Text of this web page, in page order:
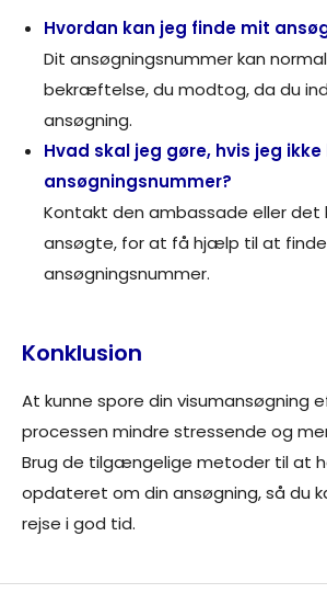
Hvordan kan jeg finde mit
Dit ansøgningsnummer kan
bekræftelse, du modtog, da du
ansøgning.
Hvad skal jeg gøre, hvis jeg
ansøgningsnummer?
Kontakt den ambassade eller det
ansøgte, for at få hjælp til at
ansøgningsnummer.
Konklusion
At kunne spore din visumansøgning
processen mindre stressende og
Brug de tilgængelige metoder til at
opdateret om din ansøgning, så du
rejse i god tid.